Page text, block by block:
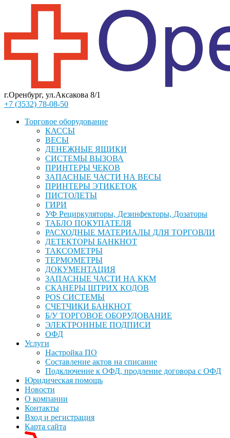
г.Оренбург, ул.Аксакова 8/1
+7 (3532) 78-08-50
Торговое оборудование
КАССЫ
ВЕСЫ
ДЕНЕЖНЫЕ ЯЩИКИ
СИСТЕМЫ ВЫЗОВА
ПРИНТЕРЫ ЧЕКОВ
ЗАПАСНЫЕ ЧАСТИ НА ВЕСЫ
ПРИНТЕРЫ ЭТИКЕТОК
ПИСТОЛЕТЫ
ГИРИ
УФ Рециркуляторы, Дезинфекторы, Дозаторы
ТАБЛО ПОКУПАТЕЛЯ
РАСХОДНЫЕ МАТЕРИАЛЫ ДЛЯ ТОРГОВЛИ
ДЕТЕКТОРЫ БАНКНОТ
ТАКСОМЕТРЫ
ТЕРМОМЕТРЫ
ДОКУМЕНТАЦИЯ
ЗАПАСНЫЕ ЧАСТИ НА ККМ
СКАНЕРЫ ШТРИХ КОДОВ
POS СИСТЕМЫ
СЧЕТЧИКИ БАНКНОТ
Б/У ТОРГОВОЕ ОБОРУДОВАНИЕ
ЭЛЕКТРОННЫЕ ПОДПИСИ
ОФД
Услуги
Настройка ПО
Составление актов на списание
Подключение к ОФД, продление договора с ОФД
Юридическая помощь
Новости
О компании
Контакты
Вход и регистрация
Карта сайта